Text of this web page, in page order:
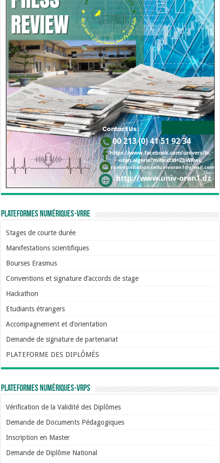
Plateformes numériques-VRRE
Stages de courte durée
Manifestations scientifiques
Bourses Erasmus
Conventions et signature d’accords de stage
Hackathon
Etudiants étrangers
Accompagnement et d’orientation
Demande de signature de partenariat
PLATEFORME DES DIPLÔMÉS
Plateformes numériques-VRPS
Vérification de la Validité des Diplômes
Demande de Documents Pédagogiques
Inscription en Master
Demande de Diplôme National